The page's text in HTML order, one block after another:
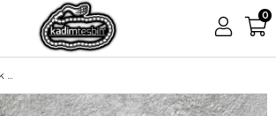
0
Hediyelik Şık Kadife Tesbih Kutusu